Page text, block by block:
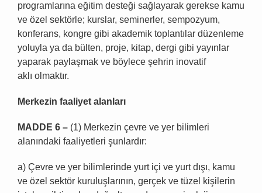
programlarına eğitim desteği sağlayarak gerekse kamu
ve özel sektörle; kurslar, seminerler, sempozyum,
konferans, kongre gibi akademik toplantılar düzenleme
yoluyla ya da bülten, proje, kitap, dergi gibi yayınlar
yaparak paylaşmak ve böylece şehrin inovatif
aklı olmaktır.
Merkezin faaliyet alanları
MADDE 6 – (1) Merkezin çevre ve yer bilimleri
alanındaki faaliyetleri şunlardır:
a) Çevre ve yer bilimlerinde yurt içi ve yurt dışı, kamu
ve özel sektör kuruluşlarının, gerçek ve tüzel kişilerin